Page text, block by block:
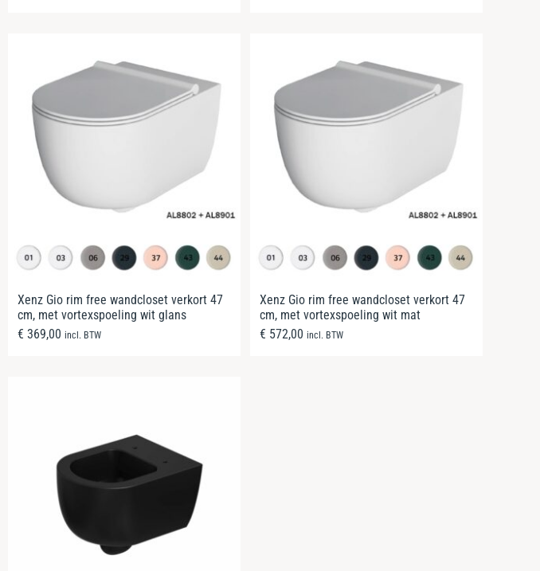
Xenz Gio rim free wandcloset verkort 47
cm, met vortexspoeling wit glans
€ 369,00 incl. BTW
Xenz Gio rim free wandcloset verkort 47
cm, met vortexspoeling wit mat
€ 572,00 incl. BTW